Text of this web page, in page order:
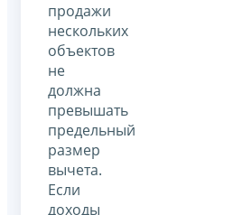
продажи
нескольких
объектов
не
должна
превышать
предельный
размер
вычета.
Если
доходы